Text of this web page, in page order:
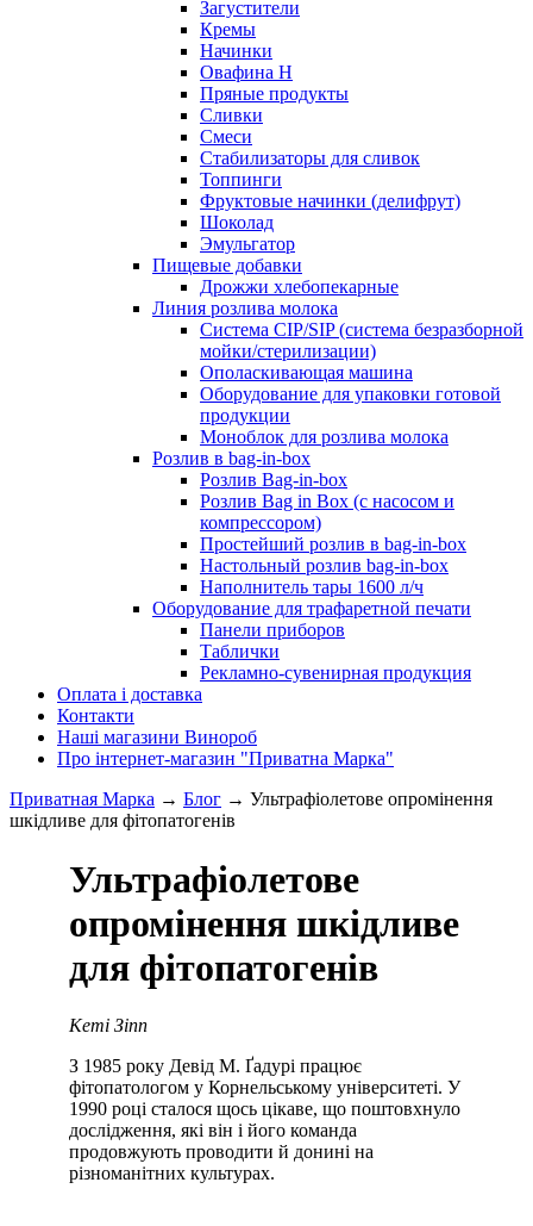
Загустители
Кремы
Начинки
Овафина Н
Пряные продукты
Сливки
Смеси
Стабилизаторы для сливок
Топпинги
Фруктовые начинки (делифрут)
Шоколад
Эмульгатор
Пищевые добавки
Дрожжи хлебопекарные
Линия розлива молока
Система CIP/SIP (система безразборной
мойки/стерилизации)
Ополаскивающая машина
Оборудование для упаковки готовой
продукции
Моноблок для розлива молока
Розлив в bag-in-box
Розлив Bag-in-box
Розлив Bag in Box (с насосом и
компрессором)
Простейший розлив в bag-in-box
Настольный розлив bag-in-box
Наполнитель тары 1600 л/ч
Оборудование для трафаретной печати
Панели приборов
Таблички
Рекламно-сувенирная продукция
Оплата і доставка
Контакти
Наші магазини Винороб
Про інтернет-магазин "Приватна Марка"
Приватная Марка → Блог → Ультрафіолетове опромінення
шкідливе для фітопатогенів
Ультрафіолетове
опромінення шкідливе
для фітопатогенів
Кеті Зіпп
З 1985 року Девід М. Ґадурі працює
фітопатологом у Корнельському університеті. У
1990 році сталося щось цікаве, що поштовхнуло
дослідження, які він і його команда
продовжують проводити й донині на
різноманітних культурах.